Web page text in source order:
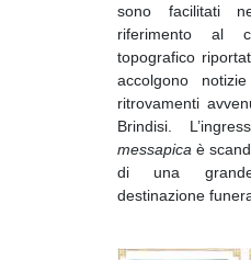
sono facilitati
riferimento al
topografico
accolgono
ritrovamenti
Brindisi.
messapica è
di una
destinazione